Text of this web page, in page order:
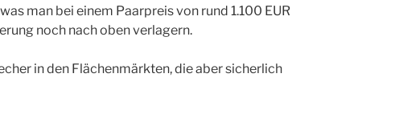
man bei einem Paarpreis von rund 1.100 EUR
noch nach oben verlagern.
in den Flächenmärkten, die aber sicherlich